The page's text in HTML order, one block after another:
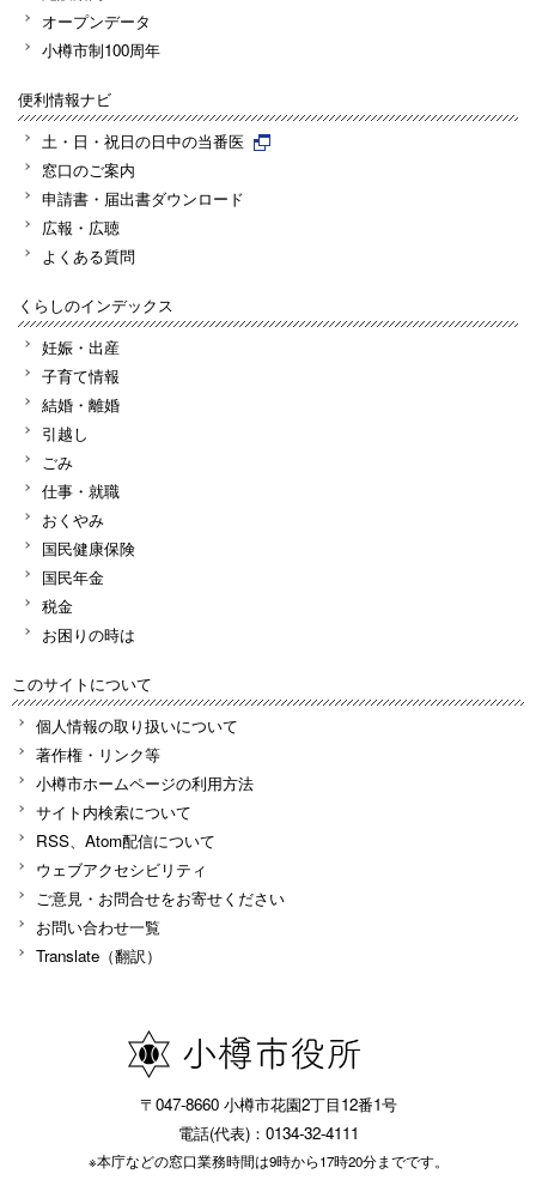
オープンデータ
小樽市制100周年
便利情報ナビ
土・日・祝日の日中の当番医
窓口のご案内
申請書・届出書ダウンロード
広報・広聴
よくある質問
くらしのインデックス
妊娠・出産
子育て情報
結婚・離婚
引越し
ごみ
仕事・就職
おくやみ
国民健康保険
国民年金
税金
お困りの時は
このサイトについて
個人情報の取り扱いについて
著作権・リンク等
小樽市ホームページの利用方法
サイト内検索について
RSS、Atom配信について
ウェブアクセシビリティ
ご意見・お問合せをお寄せください
お問い合わせ一覧
Translate（翻訳）
〒047-8660 小樽市花園2丁目12番1号
電話(代表)：0134-32-4111
※本庁などの窓口業務時間は9時から17時20分までです。